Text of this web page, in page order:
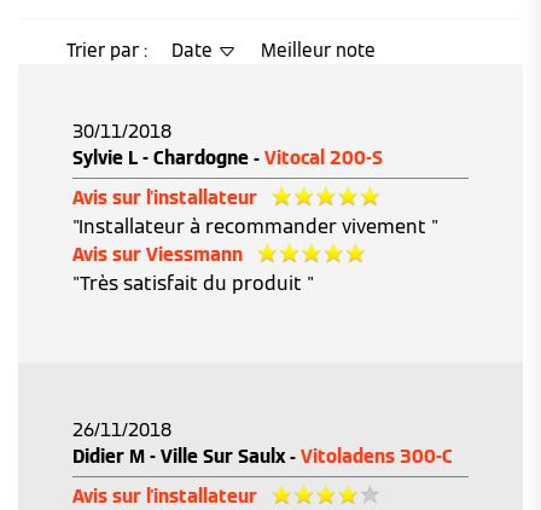
Trier par : Date Meilleur note
30/11/2018
Sylvie L - Chardogne - Vitocal 200-S
Avis sur l'installateur
"Installateur à recommander vivement "
Avis sur Viessmann
"Très satisfait du produit "
26/11/2018
Didier M - Ville Sur Saulx - Vitoladens 300-C
Avis sur l'installateur